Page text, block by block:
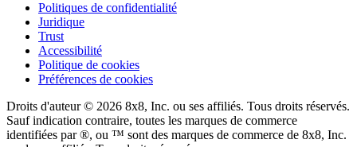
Politiques de confidentialité
Juridique
Trust
Accessibilité
Politique de cookies
Préférences de cookies
Droits d'auteur © 2026 8x8, Inc. ou ses affiliés. Tous droits réservés.
Sauf indication contraire, toutes les marques de commerce
identifiées par ®, ou ™ sont des marques de commerce de 8x8, Inc.